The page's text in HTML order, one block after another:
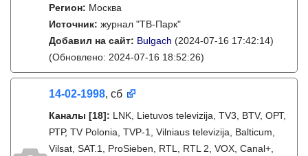
Регион: Москва
Источник: журнал "ТВ-Парк"
Добавил на сайт: Bulgach (2024-07-16 17:42:14)
(Обновлено: 2024-07-16 18:52:26)
14-02-1998, сб
Каналы [18]: LNK, Lietuvos televizija, TV3, BTV, ОРТ,
РТР, TV Polonia, TVP-1, Vilniaus televizija, Balticum,
Vilsat, SAT.1, ProSieben, RTL, RTL 2, VOX, Canal+,